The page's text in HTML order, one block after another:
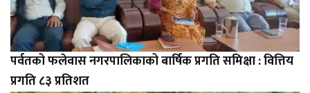
पर्वतको फलेवास नगरपालिकाको बार्षिक प्रगति समिक्षा : वित्तिय
प्रगति ८३ प्रतिशत